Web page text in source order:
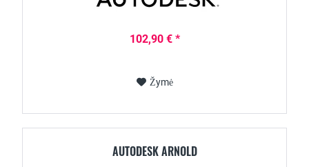
102,90 € *
Žymė
AUTODESK ARNOLD